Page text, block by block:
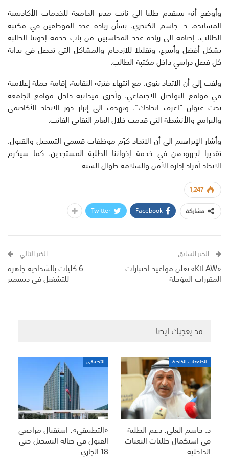
وأوضح أنه سيقدم طلبا الى نائب مدير الجامعة للخدمات الأكاديمية
المساندة، د. جاسم الكندري، بشأن زيادة عدد الموظفين في مكتبة
الطالب، إضافة الى زيادة عدد المحاسبين من باب خدمة إخوتنا الطلبة
بشكل أفضل وأسرع، وتقليلا للازدحام والمشاكل التي تحصل في بداية
كل فصل دراسي داخل مكتبة الطالب.
ولفت إلى أن الاتحاد ينوي، مع انتهاء فترته النقابية، إقامة حملة إعلامية
في مواقع التواصل الاجتماعي، وأخرى ميدانية داخل مواقع الجامعة
تحت عنوان “اعرف اتحادك”، وتهدف الى إبراز دور الاتحاد الأكاديمي
والبرامج والأنشطة التي قدمت خلال العام النقابي الفائت.
وأشار الإبراهيم الى أن الاتحاد كرّم موظفات قسمي التسجيل والقبول،
تقديرا لجهودهن في خدمة إخواننا الطلبة المستجدين، كما سيكرم
الاتحاد أفراد إدارة الأمن والسلامة طوال السنة.
1,247
مشاركة
Facebook
Twitter
الخبر السابق
«KiLAW» تعلن مواعيد اختبارات
المقررات المؤجلة
الخبر التالي
6 كليات بالشدادية جاهزة
للتشغيل في ديسمبر
قد يعجبك ايضا
الجامعات الخاصة
د. جاسم العلي: دعم الطلبة
في استكمال طلبات البعثات
الداخلية
التطبيقي
«التطبيقي»: استقبال مراجعي
القبول في صالة التسجيل حتى
18 الجاري